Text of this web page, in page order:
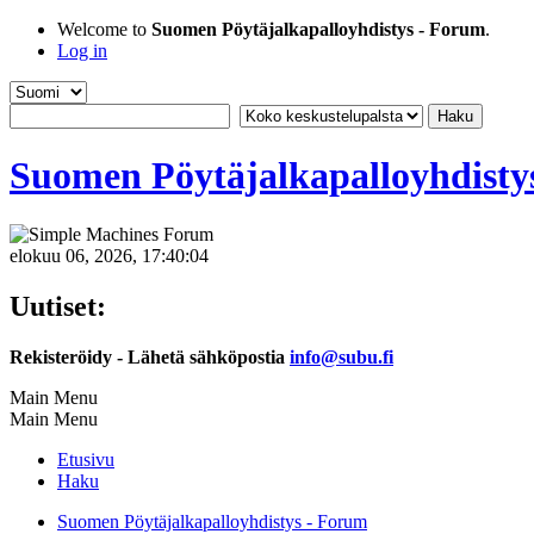
Welcome to Suomen Pöytäjalkapalloyhdistys - Forum.
Log in
Suomen
elokuu 06, 2026, 17:40:04
Uutiset:
Rekisteröidy - Lähetä sähköpostia info@subu.fi
Main Menu
Main Menu
Etusivu
Haku
Suomen Pöytäjalkapalloyhdistys - Forum